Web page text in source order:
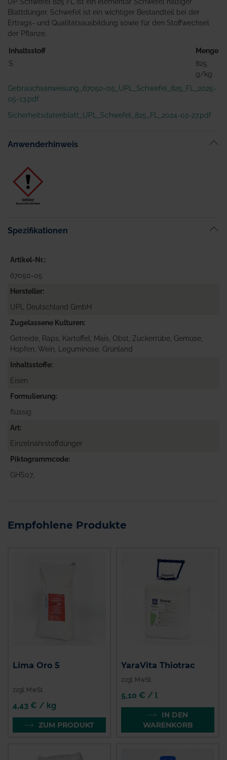
UP Schwefel 825 FL ist ein elementar Schwefel haltiger
Blattdünger. Schwefel ist ein wichtiger Bestandteil bei der
Ertrags- und Qualitätsausbildung sowie für den Stoffwechsel
der Pflanze.
Inhaltsstoff
Menge
S
825
g/kg
Gebrauchsanweisung_67050-05_UPL_Schwefel_825_FL_2025-
05-13.pdf
Sicherheitsdatenblatt_UPL_Schwefel_825_FL_2024-02-27.pdf
Anwenderhinweis
Spezifikationen
Artikel-Nr.
67050-05
Hersteller
UPL Deutschland GmbH
Zugelassene Kulturen
Getreide, Raps, Kartoffel, Mais, Obst, Zuckerrübe, Gemüse,
Hopfen, Wein, Leguminose, Grünland
Inhaltsstoffe
Eisen
Formulierung
flüssig
Art
Einzelnährstoffdünger
Piktogrammcode
GHS07,
Empfohlene Produkte
Lima Oro 5
zzgl. MwSt.
4,43 € / kg
ZUM PRODUKT
YaraVita Thiotrac
zzgl. MwSt.
5,10 € / l
IN DEN
WARENKORB